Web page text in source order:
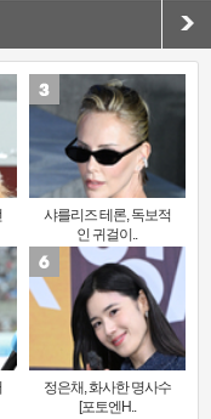
샤를리즈 테론, 독보적
인 귀걸이..
정은채, 화사한 명사수
[포토엔H..